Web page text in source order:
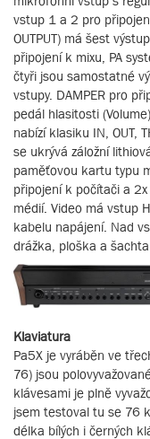
vstup 1 a 2 pro
OUTPUT) má šest
připojení k mixu, PA
čtyři jsou samostatné
vstupy. DAMPER pro
pedál hlasitosti
nabízí klasiku IN, OUT,
se ukrývá záložní
paměťovou kartu typu
připojení k počítači a
médií. Video má vstup
kabelu napájení. Nad
drážka, ploška a
Klaviatura
Pa5X je vyráběn ve
76) jsou
klávesami je plně
jsem testoval tu se 76
délka bílých i černých